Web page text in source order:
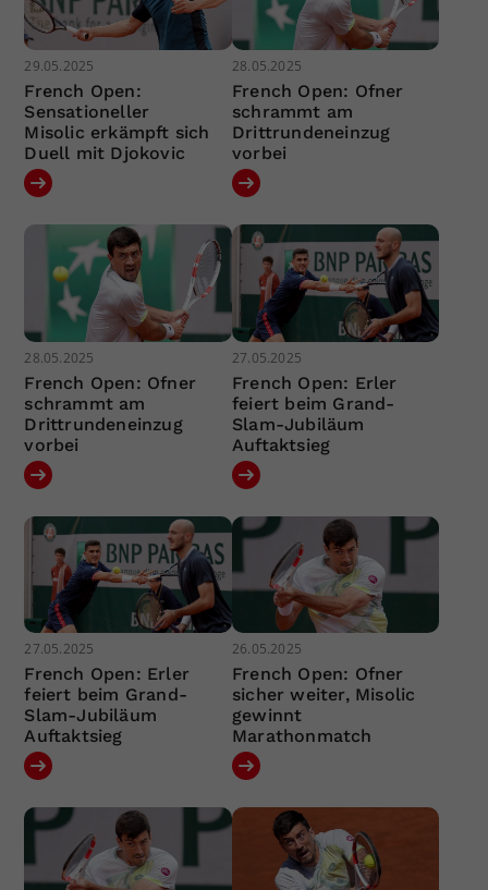
29.05.2025
French Open:
Sensationeller
Misolic erkämpft sich
Duell mit Djokovic
28.05.2025
French Open: Ofner
schrammt am
Drittrundeneinzug
vorbei
28.05.2025
French Open: Ofner
schrammt am
Drittrundeneinzug
vorbei
27.05.2025
French Open: Erler
feiert beim Grand-
Slam-Jubiläum
Auftaktsieg
27.05.2025
French Open: Erler
feiert beim Grand-
Slam-Jubiläum
Auftaktsieg
26.05.2025
French Open: Ofner
sicher weiter, Misolic
gewinnt
Marathonmatch